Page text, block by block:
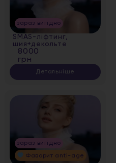
зараз вигідно
SMAS-ліфтинг,
шия+декольте
8000
грн
Детальніше
зараз вигідно
Фаворит anti-age